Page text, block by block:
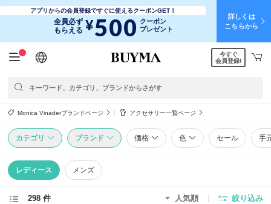
アプリからの会員登録ですぐに使えるクーポンGET！
全員必ず
もらえる ¥500 クーポン
プレゼント
詳しくは
こちらから
日本語
English
简体中文
繁體中文
今すぐ
会員登録!
Monica Vinaderブランドページ アクセサリー一覧ページ
カテゴリ ブランド 価格 色 セール 手
レディース メンズ
298 件 人気順 絞り込み